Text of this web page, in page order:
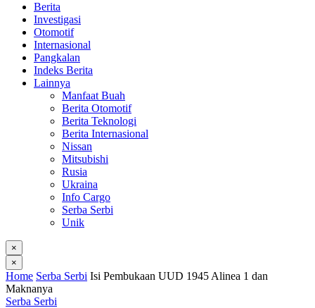
Berita
Investigasi
Otomotif
Internasional
Pangkalan
Indeks Berita
Lainnya
Manfaat Buah
Berita Otomotif
Berita Teknologi
Berita Internasional
Nissan
Mitsubishi
Rusia
Ukraina
Info Cargo
Serba Serbi
Unik
×
×
Home Serba Serbi Isi Pembukaan UUD 1945 Alinea 1 dan
Maknanya
Serba Serbi